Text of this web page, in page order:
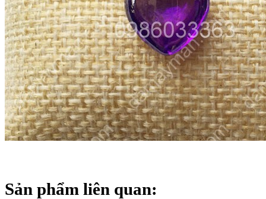
Sản phẩm liên quan: